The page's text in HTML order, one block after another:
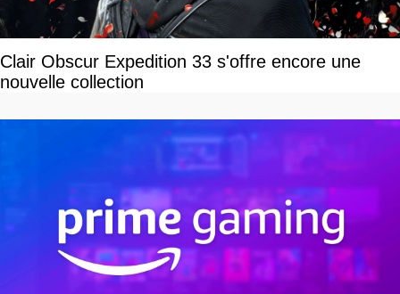
Clair Obscur Expedition 33 s'offre encore une
nouvelle collection